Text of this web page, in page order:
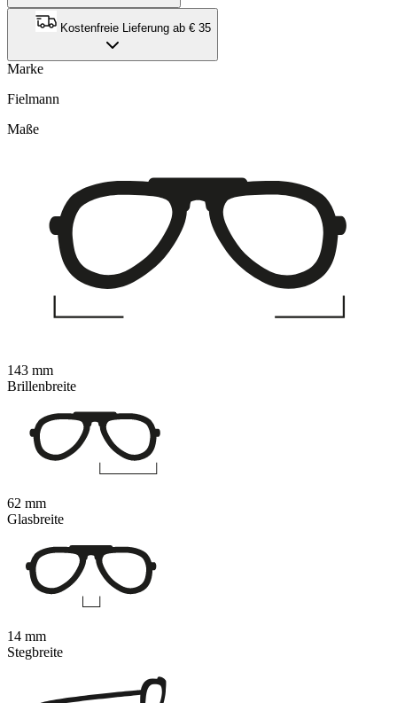
Kostenfreie Lieferung ab € 35
Marke
Fielmann
Maße
143 mm
Brillenbreite
62 mm
Glasbreite
14 mm
Stegbreite